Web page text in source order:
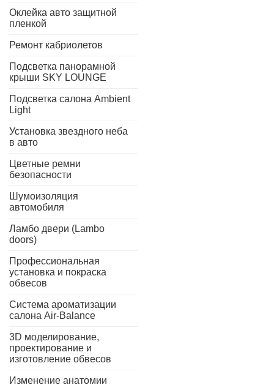
Оклейка авто защитной
пленкой
Ремонт кабриолетов
Подсветка панорамной
крыши SKY LOUNGE
Подсветка салона Ambient
Light
Установка звездного неба
в авто
Цветные ремни
безопасности
Шумоизоляция
автомобиля
Ламбо двери (Lambo
doors)
Профессиональная
установка и покраска
обвесов
Система ароматизации
салона Air-Balance
3D моделирование,
проектирование и
изготовление обвесов
Изменение анатомии